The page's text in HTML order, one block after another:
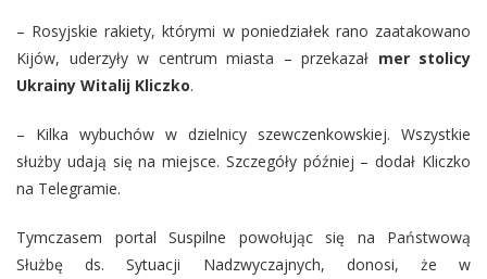
– Rosyjskie rakiety, którymi w poniedziałek rano zaatakowano
Kijów, uderzyły w centrum miasta – przekazał mer stolicy
Ukrainy Witalij Kliczko.
– Kilka wybuchów w dzielnicy szewczenkowskiej. Wszystkie
służby udają się na miejsce. Szczegóły później – dodał Kliczko
na Telegramie.
Tymczasem portal Suspilne powołując się na Państwową
Służbę ds. Sytuacji Nadzwyczajnych, donosi, że w